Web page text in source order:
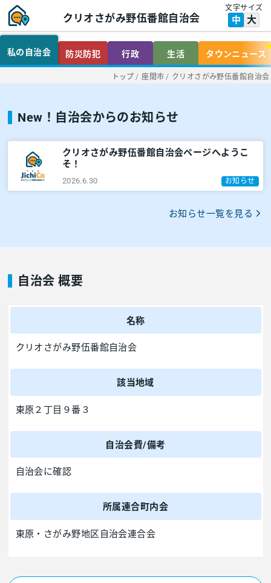
クリオさがみ野伍番館自治会
文字サイズ
中 大
私の自治会 防災防犯 行政 生活 タウンニュース
トップ / 座間市 / クリオさがみ野伍番館自治会
New！自治会からのお知らせ
クリオさがみ野伍番館自治会ページへようこ
そ！
2026.6.30 お知らせ
お知らせ一覧を見る
自治会 概要
名称
クリオさがみ野伍番館自治会
該当地域
東原２丁目９番３
自治会費/備考
自治会に確認
所属連合町内会
東原・さがみ野地区自治会連合会